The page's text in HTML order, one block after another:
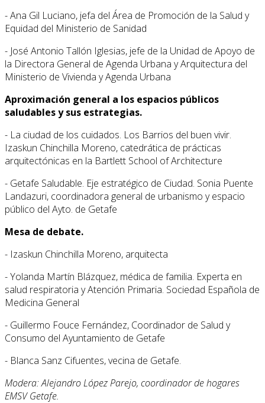
- Ana Gil Luciano, jefa del Área de Promoción de la Salud y
Equidad del Ministerio de Sanidad
- José Antonio Tallón Iglesias, jefe de la Unidad de Apoyo de
la Directora General de Agenda Urbana y Arquitectura del
Ministerio de Vivienda y Agenda Urbana
Aproximación general a los espacios públicos
saludables y sus estrategias.
- La ciudad de los cuidados. Los Barrios del buen vivir.
Izaskun Chinchilla Moreno, catedrática de prácticas
arquitectónicas en la Bartlett School of Architecture
- Getafe Saludable. Eje estratégico de Ciudad. Sonia Puente
Landazuri, coordinadora general de urbanismo y espacio
público del Ayto. de Getafe
Mesa de debate.
- Izaskun Chinchilla Moreno, arquitecta
- Yolanda Martín Blázquez, médica de familia. Experta en
salud respiratoria y Atención Primaria. Sociedad Española de
Medicina General
- Guillermo Fouce Fernández, Coordinador de Salud y
Consumo del Ayuntamiento de Getafe
- Blanca Sanz Cifuentes, vecina de Getafe.
Modera: Alejandro López Parejo, coordinador de hogares
EMSV Getafe.